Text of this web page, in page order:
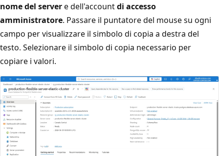
nome del servere dell'accountdi accesso
amministratore. Passare il puntatore del mouse su ogni
campo per visualizzare il simbolo di copia a destra del
testo. Selezionare il simbolo di copia necessario per
copiare i valori.